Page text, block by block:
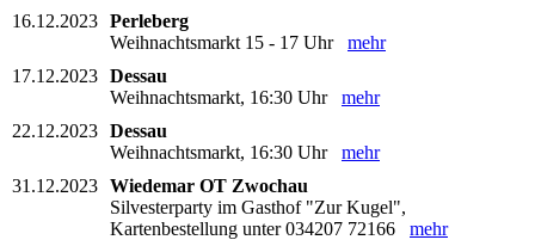
16.12.2023 Perleberg
Weihnachtsmarkt 15 - 17 Uhr mehr
17.12.2023 Dessau
Weihnachtsmarkt, 16:30 Uhr mehr
22.12.2023 Dessau
Weihnachtsmarkt, 16:30 Uhr mehr
31.12.2023 Wiedemar OT Zwochau
Silvesterparty im Gasthof "Zur Kugel",
Kartenbestellung unter 034207 72166 mehr